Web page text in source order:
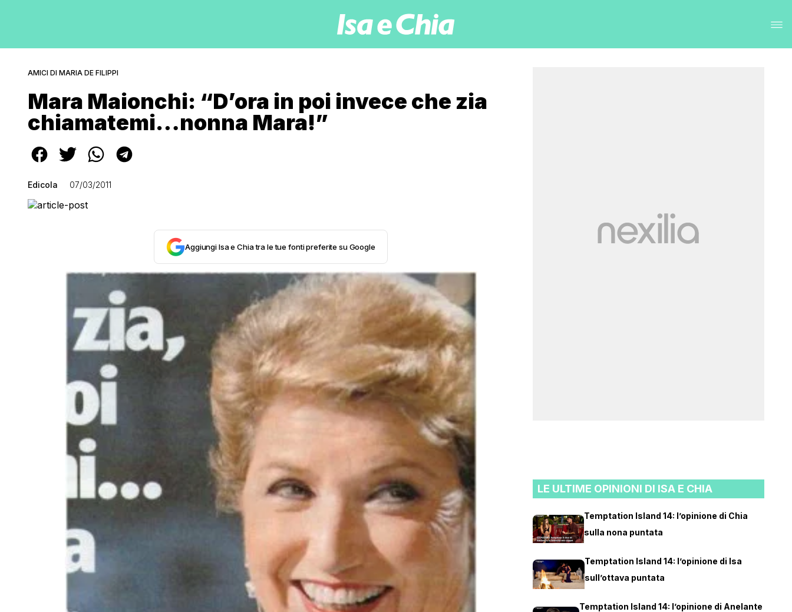
AMICI DI MARIA DE FILIPPI
Mara Maionchi: “D’ora in poi invece che zia
chiamatemi…nonna Mara!”
Edicola 07/03/2011
Aggiungi Isa e Chia tra le tue fonti preferite su Google
LE ULTIME OPINIONI DI ISA E CHIA
Temptation Island 14: l’opinione di Chia
sulla nona puntata
Temptation Island 14: l’opinione di Isa
sull’ottava puntata
Temptation Island 14: l’opinione di Anelante